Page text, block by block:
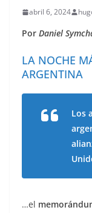
abril 6, 2024
Por Daniel
LA NOCHE
ARGENTINA
Los
…el